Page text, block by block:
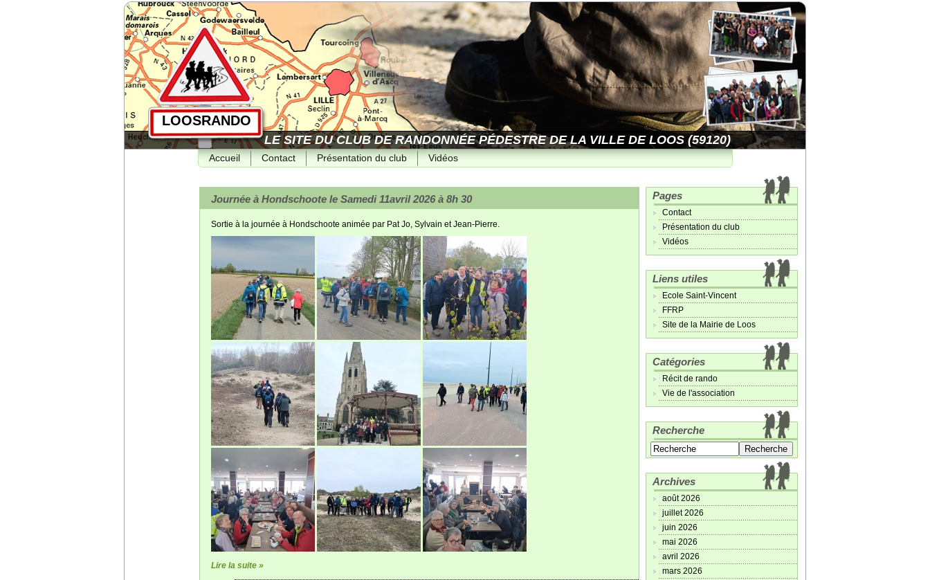
LOOSRANDO
LE SITE DU CLUB DE RANDONNÉE PÉDESTRE DE LA VILLE DE LOOS (59120)
Accueil Contact Présentation du club Vidéos
Journée à Hondschoote le Samedi 11avril 2026 à 8h 30
Sortie à la journée à Hondschoote animée par Pat Jo, Sylvain et Jean-Pierre.
Lire la suite »
Pages
Contact
Présentation du club
Vidéos
Liens utiles
Ecole Saint-Vincent
FFRP
Site de la Mairie de Loos
Catégories
Récit de rando
Vie de l'association
Recherche
Archives
août 2026
juillet 2026
juin 2026
mai 2026
avril 2026
mars 2026